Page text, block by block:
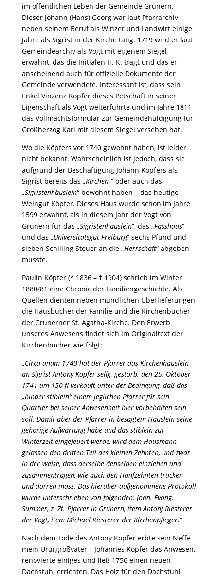
im öffentlichen Leben der Gemeinde Grunern.
Dieser Johann (Hans) Georg war laut Pfarrarchiv
neben seinem Beruf als Winzer und Landwirt einige
Jahre als Sigrist in der Kirche tätig. 1719 wird er laut
Gemeindearchiv als Vogt mit eigenem Siegel
erwähnt, das die Initialen H. K. trägt und das er
anscheinend auch für offizielle Dokumente der
Gemeinde verwendete. Interessant ist, dass sein
Enkel Vinzenz Köpfer dieses Petschaft in seiner
Eigenschaft als Vogt weiterführte und im Jahre 1811
das Vollmachtsformular zur Gemeindehuldigung für
Großherzog Karl mit diesem Siegel versehen hat.
Wo die Köpfers vor 1740 gewohnt haben, ist leider
nicht bekannt. Wahrscheinlich ist jedoch, dass sie
aufgrund der Beschäftigung Johann Köpfers als
Sigrist bereits das „Kirchen-“ oder auch das
„Sigristenhäuslein“ bewohnt haben – das heutige
Weingut Köpfer. Dieses Haus wurde schon im Jahre
1599 erwähnt, als in diesem Jahr der Vogt von
Grunern für das „Sigristenhäuslein“, das „Fasshaus“
und das „Universitätsgut Freiburg“ sechs Pfund und
sieben Schilling Steuer an die „Herrschaft“ abgeben
musste.
Paulin Köpfer (* 1836 – † 1904) schrieb im Winter
1880/81 eine Chronic der Familiengeschichte. Als
Quellen dienten neben mündlichen Überlieferungen
die Hausbücher der Familie und die Kirchenbücher
der Grunerner St. Agatha-Kirche. Den Erwerb
unseres Anwesens findet sich im Originaltext der
Kirchenbücher wie folgt:
„Circa anum 1740 hat der Pfarrer das Kirchenhäuslein
an Sigrist Antony Köpfer selig, gestorb. den 25. Oktober
1741 um 150 fl verkauft unter der Bedingung, daß das
„hinder stiblein“ einem jeglichen Pfarrer für sein
Quartier bei seiner Anwesenheit hier vorbehalten sein
soll. Damit aber der Pfarrer in besagtem Häuslein seine
gehörige Aufwartung habe und das stiblein zur
Winterzeit eingefeuert werde, wird dem Hausmann
gelassen den dritten Teil des kleinen Zehnten, und zwar
in der Weise, dass derselbe denselben einziehen und
zusammentragen, wie auch den Hanfzehnten trücken
und dörren muss. Das hierüber aufgenommene Protokoll
wurde unterschrieben von folgenden: Joan. Evang.
Summer, z. Zt. Pfarrer in Grunern, item Antonj Riesterer
der Vogt, item Michael Riesterer der Kirchenpfleger.“
Nach dem Tode des Antony Köpfer erbte sein Neffe –
mein Ururgroßvater – Johannes Köpfer das Anwesen,
renovierte einiges und ließ 1756 einen neuen
Dachstuhl errichten. Das Holz für den Dachstuhl